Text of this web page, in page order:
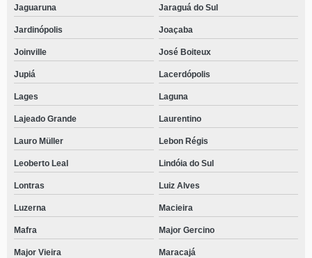
Jaguaruna Jaraguá do Sul
Jardinópolis Joaçaba
Joinville José Boiteux
Jupiá Lacerdópolis
Lages Laguna
Lajeado Grande Laurentino
Lauro Müller Lebon Régis
Leoberto Leal Lindóia do Sul
Lontras Luiz Alves
Luzerna Macieira
Mafra Major Gercino
Major Vieira Maracajá